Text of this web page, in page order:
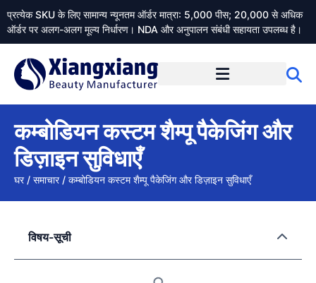
प्रत्येक SKU के लिए सामान्य न्यूनतम ऑर्डर मात्रा: 5,000 पीस; 20,000 से अधिक
ऑर्डर पर अलग-अलग मूल्य निर्धारण। NDA और अनुपालन संबंधी सहायता उपलब्ध है।
कम्बोडियन कस्टम शैम्पू पैकेजिंग और
डिज़ाइन सुविधाएँ
घर/ समाचार/ कम्बोडियन कस्टम शैम्पू पैकेजिंग और डिज़ाइन सुविधाएँ
विषय-सूची